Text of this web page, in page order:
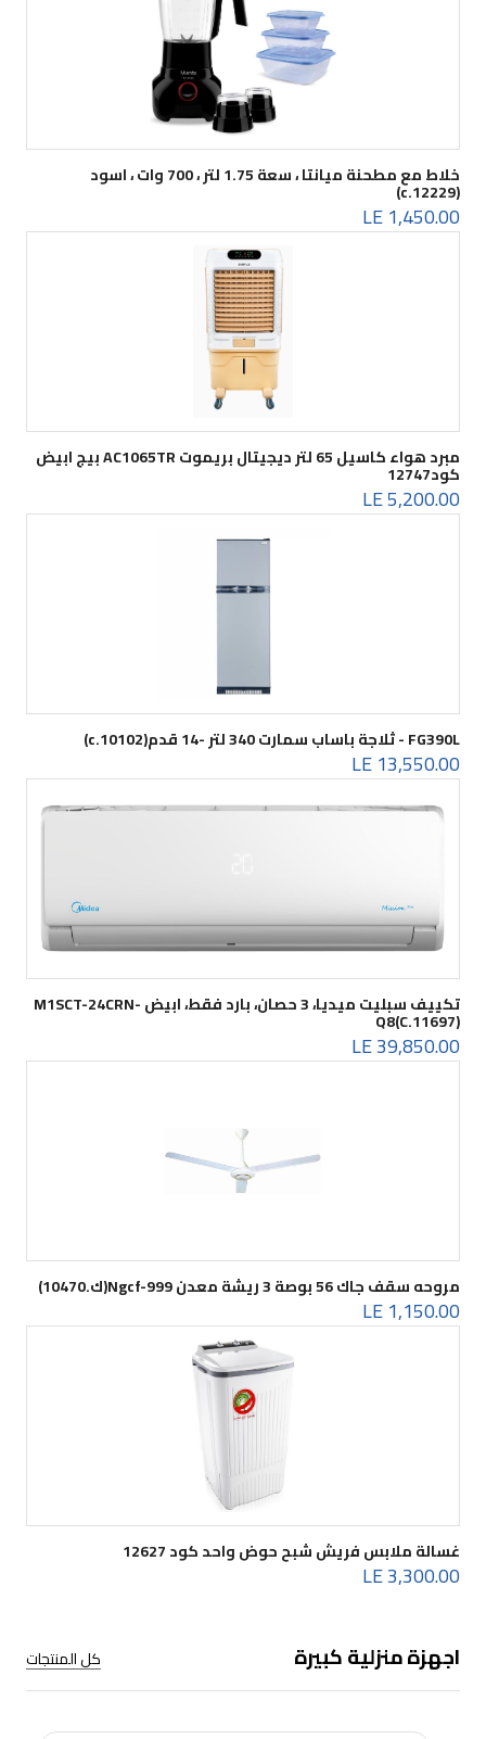
خلاط مع مطحنة ميانتا ، سعة 1.75 لتر ، 700 وات ، اسود
(c.12229)
1,450.00 LE
مبرد هواء كاسيل 65 لتر ديجيتال بريموت AC1065TR بيج ابيض
كود12747
5,200.00 LE
FG390L - ثلاجة باساب سمارت 340 لتر -14 قدم(c.10102)
13,550.00 LE
تكييف سبليت ميديا، 3 حصان، بارد فقط، ابيض M1SCT-24CRN-
Q8(C.11697)
39,850.00 LE
مروحه سقف جاك 56 بوصة 3 ريشة معدن Ngcf-999(ك.10470)
1,150.00 LE
غسالة ملابس فريش شبح حوض واحد كود 12627
3,300.00 LE
اجهزة منزلية كبيرة كل المنتجات